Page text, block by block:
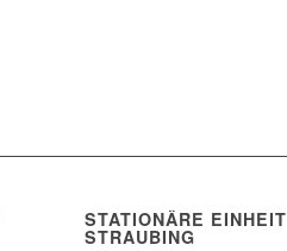
STATIONÄRE EINHEIT
STRAUBING